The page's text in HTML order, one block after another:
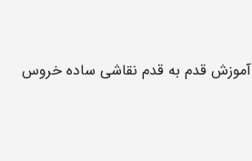
آموزش قدم به قدم نقاشی ساده خروس